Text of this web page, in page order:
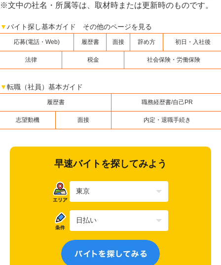
※文中の社名・所属等は、取材時または更新時のものです。
▼バイト探し基本ガイド その他のページを見る
応募(電話・Web) 履歴書 面接 辞め方 初日・入社後
法律 税金 社会保険・労働保険
▼転職（社員）基本ガイド
履歴書 職務経歴書/自己PR
志望動機 面接 内定・退職手続き
早速バイトを探してみよう